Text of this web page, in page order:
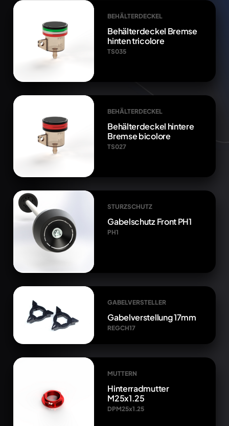
BEHÄLTERDECKEL
Behälterdeckel Bremse
hinten tricolore
TS035
BEHÄLTERDECKEL
Behälterdeckel hintere
Bremse bicolore
TS027
STURZSCHUTZ
Gabelschutz Front PH1
PH1
GABELVERSTELLER
Gabelverstellung 17mm
REGCH17
MUTTERN
Hinterradmutter
M25x1.25
DPM25x1.25